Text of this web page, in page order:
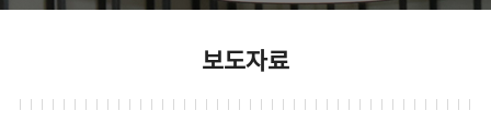
보도자료